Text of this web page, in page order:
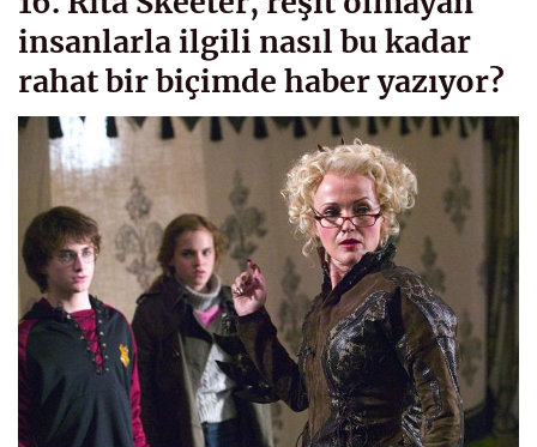
insanlarla ilgili nasıl bu kadar
rahat bir biçimde haber yazıyor?